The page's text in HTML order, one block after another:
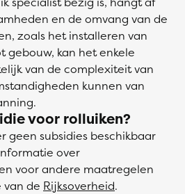
en de omvang van de
zoals het installeren van
gebouw, kan het enkele
van de complexiteit van
kunnen van
voor rolluiken?
geen subsidies beschikbaar
over
voor andere maatregelen
van de Rijksoverheid.